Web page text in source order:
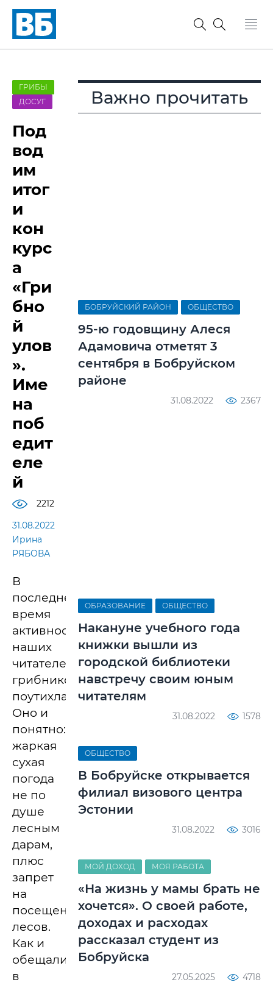
ГРИБЫ
ДОСУГ
Под
вод
им
итог
и
кон
курс
а
«Гри
бно
й
улов
».
Име
на
поб
едит
еле
й
2212
31.08.2022
Ирина
РЯБОВА
В
последнее
время
активность
наших
читателей-
грибников
поутихла.
Оно и
понятно:
жаркая
сухая
погода
не по
душе
лесным
дарам,
плюс
запрет
на
посещение
лесов.
Как и
обещали,
в
Важно прочитать
БОБРУЙСКИЙ РАЙОН ОБЩЕСТВО
95-ю годовщину Алеся
Адамовича отметят 3
сентября в Бобруйском
районе
31.08.2022 2367
ОБРАЗОВАНИЕ ОБЩЕСТВО
Накануне учебного года
книжки вышли из
городской библиотеки
навстречу своим юным
читателям
31.08.2022 1578
ОБЩЕСТВО
В Бобруйске открывается
филиал визового центра
Эстонии
31.08.2022 3016
МОЙ ДОХОД МОЯ РАБОТА
«На жизнь у мамы брать не
хочется». О своей работе,
доходах и расходах
рассказал студент из
Бобруйска
27.05.2025 4718